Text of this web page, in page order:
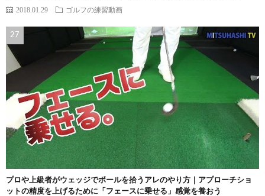
2018.01.29 ゴルフの練習動画
プロや上級者がウェッジでボールを拾うアレのやり方｜アプローチショ
ットの精度を上げるために「フェースに乗せる」感覚を養おう